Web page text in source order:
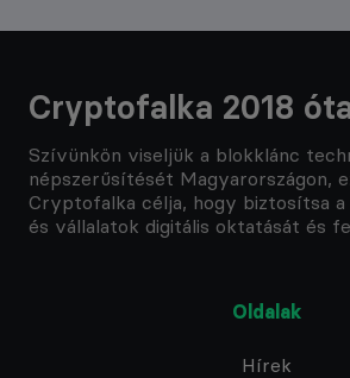
Cryptofalka 2018
Szívünkön viseljük a blokklánc
népszerűsítését Magyarországon,
Cryptofalka célja, hogy biztosítsa a
és vállalatok digitális oktatását és
Oldalak
Hírek